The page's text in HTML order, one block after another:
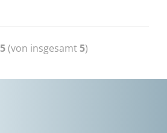
5(von insgesamt 5)